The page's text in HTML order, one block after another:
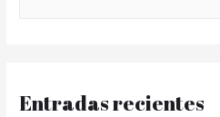
Entradas recientes